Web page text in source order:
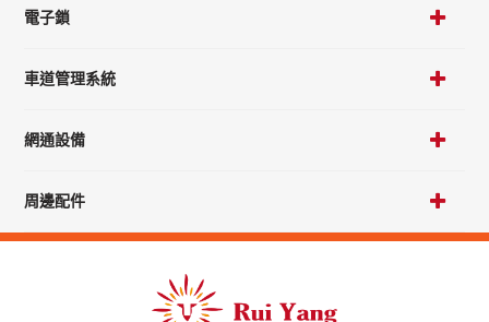
電子鎖
車道管理系統
網通設備
周邊配件